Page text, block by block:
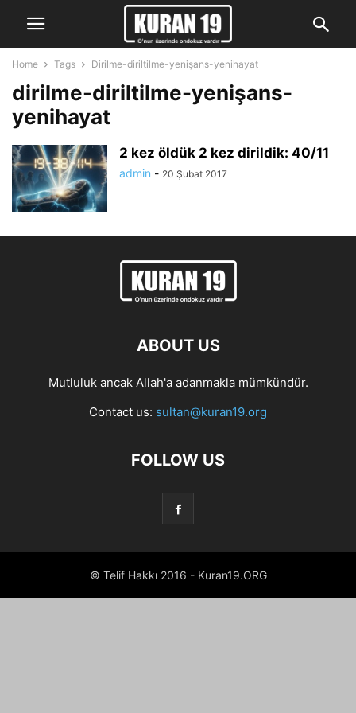
Home Tags Dirilme-diriltilme-yenişans-yenihayat
dirilme-diriltilme-yenişans-
yenihayat
2 kez öldük 2 kez dirildik: 40/11
admin - 20 Şubat 2017
ABOUT US
Mutluluk ancak Allah'a adanmakla mümkündür.
Contact us: sultan@kuran19.org
FOLLOW US
© Telif Hakkı 2016 - Kuran19.ORG